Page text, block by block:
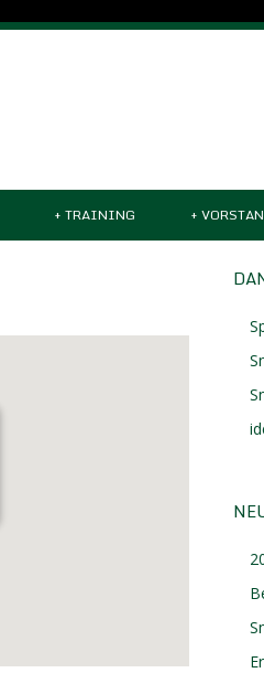
TRAINING
+ +